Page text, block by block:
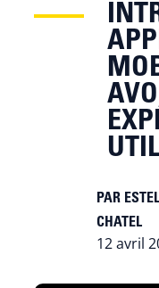
CHATEL
12 avril